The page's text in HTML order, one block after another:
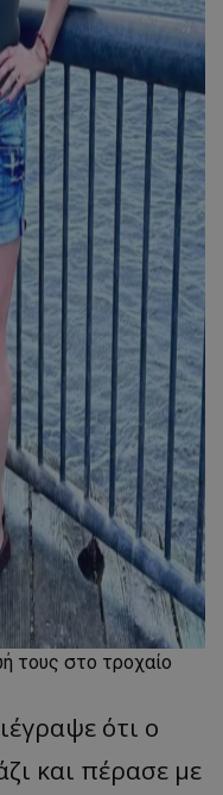
τους στο τροχαίο
ότι ο
και πέρασε με